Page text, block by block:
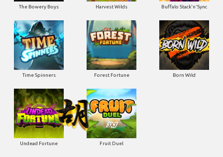
The Bowery Boys Harvest Wilds Buffalo Stack'n'Sync
Time Spinners Forest Fortune Born Wild
Undead Fortune Fruit Duel